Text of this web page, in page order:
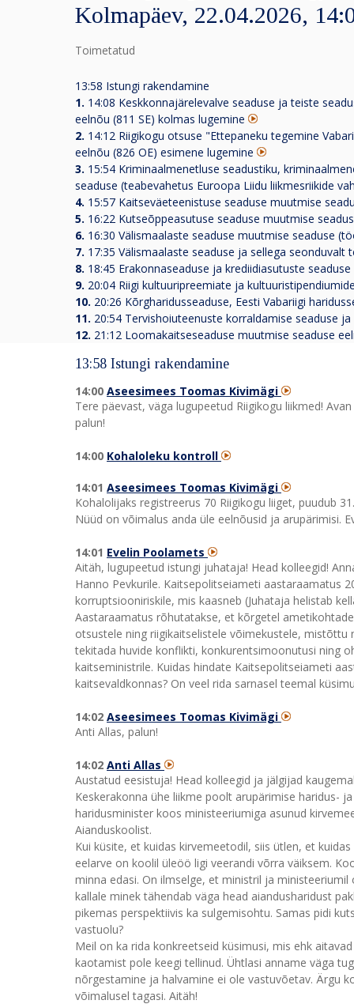
Kolmapäev, 22.04.2026,
Toimetatud
13:58 Istungi rakendamine
1. 14:08 Keskkonnajärelevalve seaduse ja teiste
eelnõu (811 SE) kolmas lugemine
2. 14:12 Riigikogu otsuse "Ettepaneku tegemine
eelnõu (826 OE) esimene lugemine
3. 15:54 Kriminaalmenetluse seadustiku,
seaduse (teabevahetus Euroopa Liidu liikmesriikide
4. 15:57 Kaitseväeteenistuse seaduse muutmise
5. 16:22 Kutseõppeasutuse seaduse muutmise
6. 16:30 Välismaalaste seaduse muutmise seaduse
7. 17:35 Välismaalaste seaduse ja sellega seonduvalt
8. 18:45 Erakonnaseaduse ja krediidiasutuste
9. 20:04 Riigi kultuuripreemiate ja
10. 20:26 Kõrgharidusseaduse, Eesti Vabariigi
11. 20:54 Tervishoiuteenuste korraldamise seaduse
12. 21:12 Loomakaitseseaduse muutmise seaduse
13:58 Istungi rakendamine
14:00 Aseesimees Toomas Kivimägi
Tere päevast, väga lugupeetud Riigikogu liikmed!
palun!
14:00 Kohaloleku kontroll
14:01 Aseesimees Toomas Kivimägi
Kohalolijaks registreerus 70 Riigikogu liiget, puudub
Nüüd on võimalus anda üle eelnõusid ja arupärimisi.
14:01 Evelin Poolamets
Aitäh, lugupeetud istungi juhataja! Head kolleegid!
Hanno Pevkurile. Kaitsepolitseiameti aastaraamatus
korruptsiooniriskile, mis kaasneb (Juhataja helistab
Aastaraamatus rõhutatakse, et kõrgetel
otsustele ning riigikaitselistele võimekustele,
tekitada huvide konflikti, konkurentsimoonutusi ning
kaitseministrile. Kuidas hindate Kaitsepolitseiameti
kaitsevaldkonnas? On veel rida sarnasel teemal
14:02 Aseesimees Toomas Kivimägi
Anti Allas, palun!
14:02 Anti Allas
Austatud eesistuja! Head kolleegid ja jälgijad
Keskerakonna ühe liikme poolt arupärimise haridus-
haridusminister koos ministeeriumiga asunud
Aianduskoolist.
Kui küsite, et kuidas kirvemeetodil, siis ütlen, et
eelarve on koolil üleöö ligi veerandi võrra väiksem.
minna edasi. On ilmselge, et ministril ja
kallale minek tähendab väga head aiandusharidust
pikemas perspektiivis ka sulgemisohtu. Samas pidi
vastuolu?
Meil on ka rida konkreetseid küsimusi, mis ehk
kaotamist pole keegi tellinud. Ühtlasi anname väga
nõrgestamine ja halvamine ei ole vastuvõetav. Ärgu
võimalusel tagasi. Aitäh!